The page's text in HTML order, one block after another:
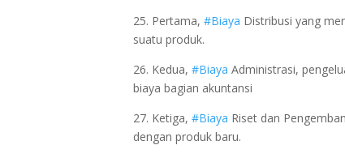
25. Pertama,#Biaya Distribusi yang
suatu produk.
26. Kedua,#Biaya Administrasi,
biaya bagian akuntansi
27. Ketiga,#Biaya Riset dan
dengan produk baru.